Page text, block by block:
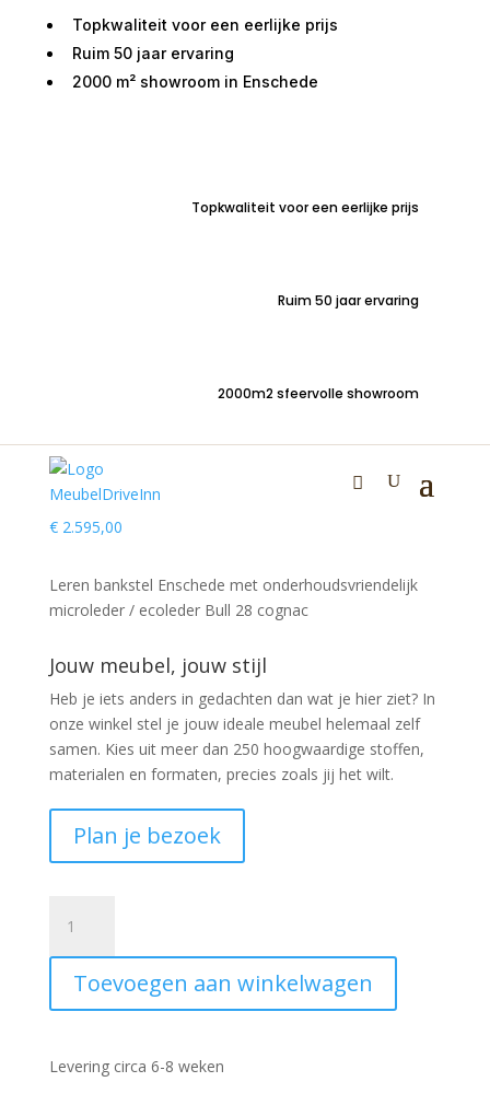
Topkwaliteit voor een eerlijke prijs
Ruim 50 jaar ervaring
2000 m² showroom in Enschede
Topkwaliteit voor een eerlijke prijs
Ruim 50 jaar ervaring
2000m2 sfeervolle showroom
zits Microleder
€2.595,00
Leren bankstel Enschede met onderhoudsvriendelijk
microleder / ecoleder Bull 28 cognac
Jouw meubel, jouw stijl
Heb je iets anders in gedachten dan wat je hier ziet? In
onze winkel stel je jouw ideale meubel helemaal zelf
samen. Kies uit meer dan 250 hoogwaardige stoffen,
materialen en formaten, precies zoals jij het wilt.
Plan je bezoek
Enschede
3+2,5
Microleder
Toevoegen aan winkelwagen
Levering circa 6-8 weken